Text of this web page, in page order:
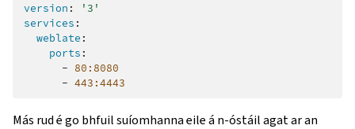
version :
'3'
services :
weblate :
ports :
- 80:8080
- 443:4443
Más rud é go bhfuil suíomhanna eile á n-óstáil agat ar an